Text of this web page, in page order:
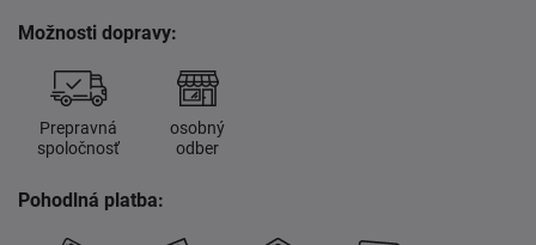
Možnosti dopravy:
Prepravná
spoločnosť
osobný
odber
Pohodlná platba: